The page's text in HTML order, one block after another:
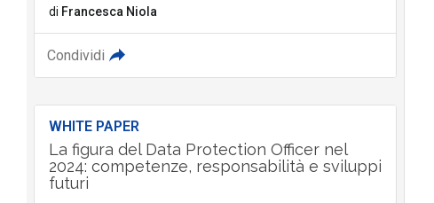
di Francesca Niola
Condividi
WHITE PAPER
La figura del Data Protection Officer nel
2024: competenze, responsabilità e sviluppi
futuri